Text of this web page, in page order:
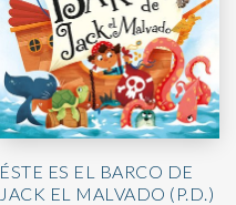
ÉSTE ES EL BARCO DE
JACK EL MALVADO (P.D.)